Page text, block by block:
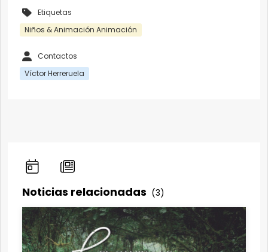
Etiquetas
Niños & Animación Animación
Contactos
Víctor Herreruela
Noticias relacionadas (3)